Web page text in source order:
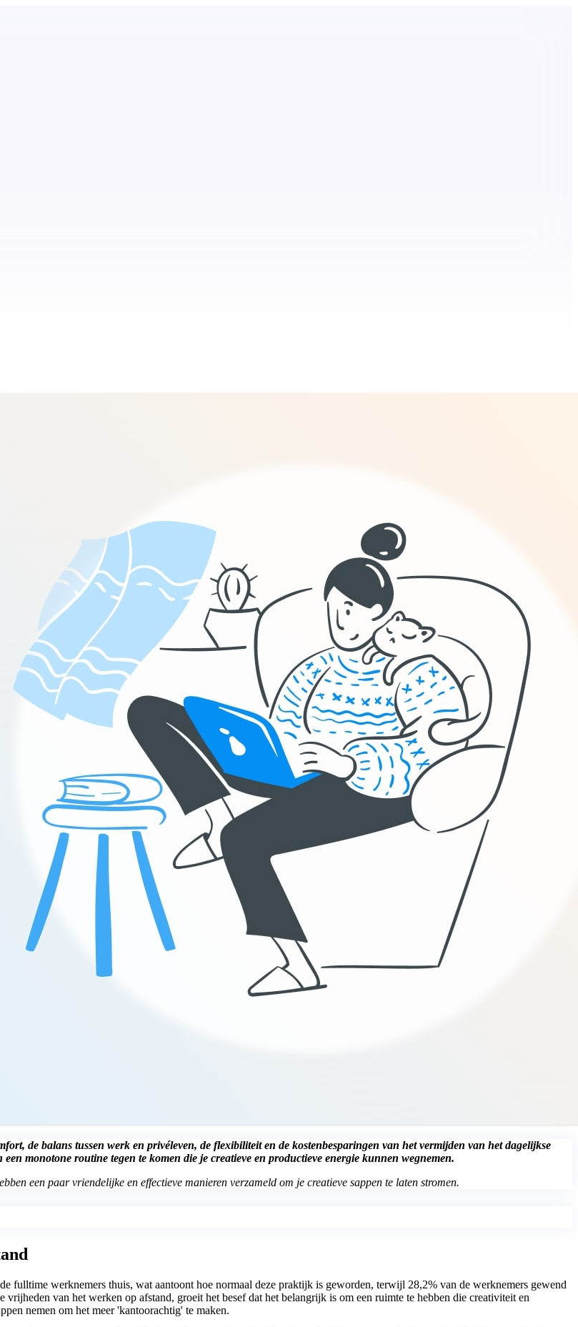
de balans tussen werk en privéleven, de flexibiliteit en de kostenbesparingen van het vermijden van het dagelijkse
monotone routine tegen te komen die je creatieve en productieve energie kunnen wegnemen.
een paar vriendelijke en effectieve manieren verzameld om je creatieve sappen te laten stromen.
fulltime werknemers thuis, wat aantoont hoe normaal deze praktijk is geworden, terwijl 28,2% van de werknemers gewend
van het werken op afstand, groeit het besef dat het belangrijk is om een ruimte te hebben die creativiteit en
nemen om het meer 'kantoorachtig' te maken.